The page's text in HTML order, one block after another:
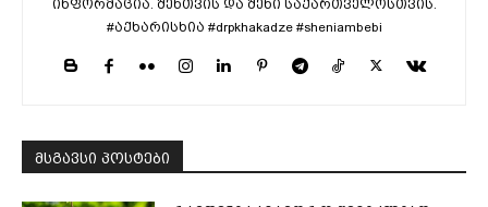
ინფორმაცია. შენთვის და შენი საქართველოსთვის.
#აქხარისხია #drpkhakadze #sheniambebi
მსგავსი პოსტები